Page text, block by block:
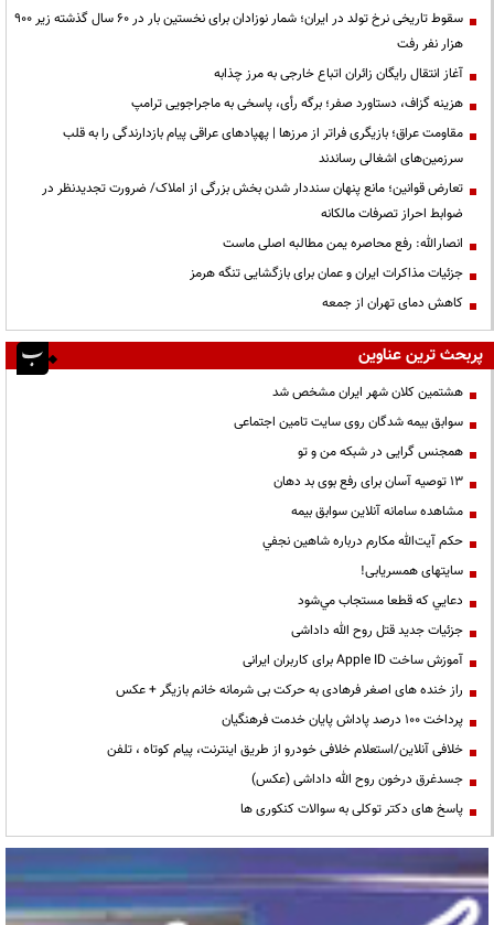
سقوط تاریخی نرخ تولد در ایران؛ شمار نوزادان برای نخستین بار در ۶۰ سال گذشته زیر ۹۰۰
هزار نفر رفت
آغاز انتقال رایگان زائران اتباع خارجی به مرز چذابه
هزینه گزاف، دستاورد صفر؛ برگه رأی، پاسخی به ماجراجویی ترامپ
مقاومت عراق؛ بازیگری فراتر از مرزها | پهپادهای عراقی پیام بازدارندگی را به قلب
سرزمین‌های اشغالی رساندند
تعارض قوانین؛ مانع پنهان سنددار شدن بخش بزرگی از املاک/ ضرورت تجدیدنظر در
ضوابط احراز تصرفات مالکانه
انصارالله: رفع محاصره یمن مطالبه اصلی ماست
جزئیات مذاکرات ایران و عمان برای بازگشایی تنگه هرمز
کاهش دمای تهران از جمعه
پربحث ترین عناوین
هشتمین کلان شهر ایران مشخص شد
سوابق بیمه شدگان روی سایت تامین اجتماعی
همجنس گرایی در شبکه من و تو
13 توصیه آسان برای رفع بوی بد دهان
مشاهده سامانه آنلاين سوابق بیمه
حكم آيت‌الله مكارم درباره شاهين نجفي
سایتهای همسریابی!
دعايي كه قطعا مستجاب مي‌شود
جزئیات جدید قتل روح الله داداشی
آموزش ساخت Apple ID برای کاربران ایرانی
راز خنده های اصغر فرهادی به حرکت بی شرمانه خانم بازیگر + عکس
پرداخت ۱۰۰ درصد پاداش پایان خدمت فرهنگیان
خلافی آنلاین/استعلام خلافی خودرو از طریق اینترنت، پیام کوتاه ، تلفن
جسدغرق درخون روح الله داداشی (عکس)
پاسخ های دکتر توکلی به سوالات کنکوری ها